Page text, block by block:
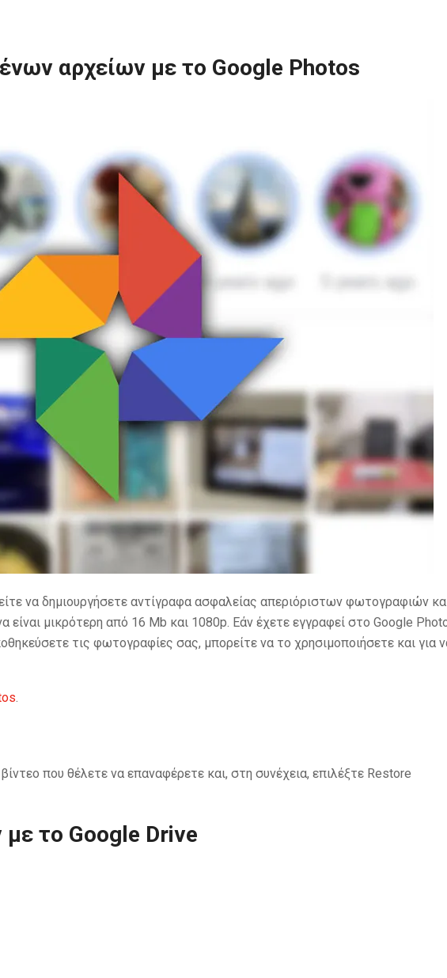
αρχείων με το Google Photos
να δημιουργήσετε αντίγραφα ασφαλείας απεριόριστων φωτογραφιών
είναι μικρότερη από 16 Mb και 1080p. Εάν έχετε εγγραφεί στο Google
τις φωτογραφίες σας, μπορείτε να το χρησιμοποιήσετε και για
που θέλετε να επαναφέρετε και, στη συνέχεια, επιλέξτε Restore
το Google Drive